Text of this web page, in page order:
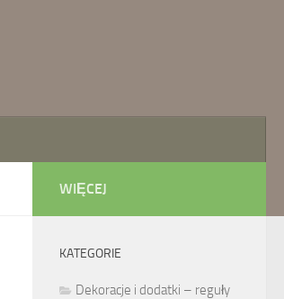
WIĘCEJ
KATEGORIE
Dekoracje i dodatki – reguły